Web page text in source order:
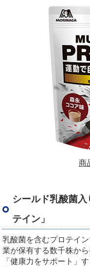
商
シールド乳酸菌
テイン」
乳酸菌を含むプロテイ
業が保有する数千株か
「健康力をサポート」